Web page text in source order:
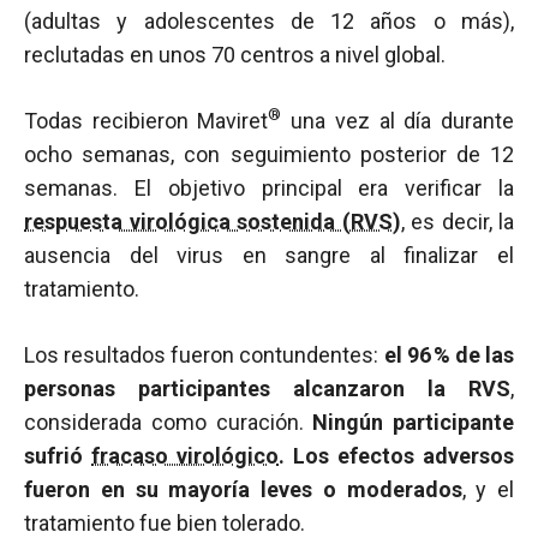
(adultas y adolescentes de 12 años o más),
reclutadas en unos 70 centros a nivel global.
Todas recibieron Maviret®
una vez al día durante
ocho semanas, con seguimiento posterior de 12
semanas. El objetivo principal era verificar la
respuesta virológica sostenida (RVS), es decir, la
ausencia del virus en sangre al finalizar el
tratamiento.
Los resultados fueron contundentes: el 96% de las
personas participantes alcanzaron la RVS,
considerada como curación. Ningún participante
sufrió fracaso virológico. Los efectos adversos
fueron en su mayoría leves o moderados, y el
tratamiento fue bien tolerado.